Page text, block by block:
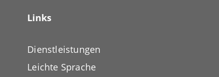
Links
Dienstleistungen
Leichte Sprache